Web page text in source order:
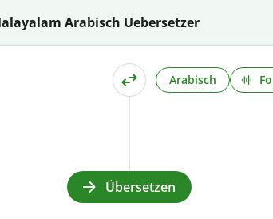
Arabisch Uebersetzer
Arabisch
Übersetzen